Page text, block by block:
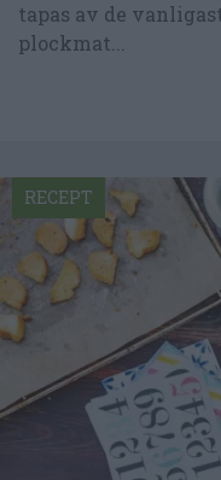
tapas av de
plockmat...
RECEPT